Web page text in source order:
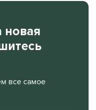
новая
все самое